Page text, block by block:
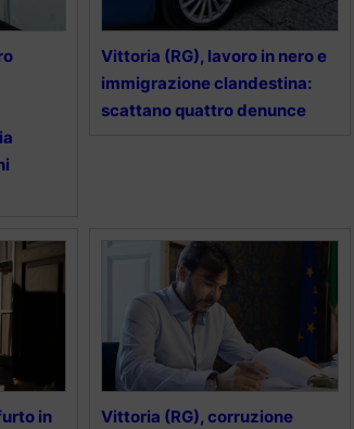
Vittoria (RG), lavoro in nero e
immigrazione clandestina:
scattano quattro denunce
in
Vittoria (RG), corruzione